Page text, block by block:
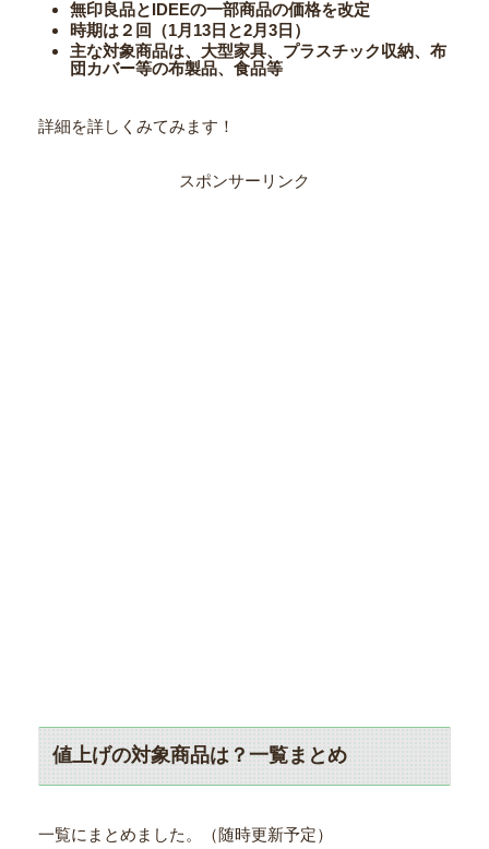
無印良品とIDEEの一部商品の価格を改定
時期は２回（1月13日と2月3日）
主な対象商品は、大型家具、プラスチック収納、布
団カバー等の布製品、食品等
詳細を詳しくみてみます！
スポンサーリンク
値上げの対象商品は？一覧まとめ
一覧にまとめました。（随時更新予定）